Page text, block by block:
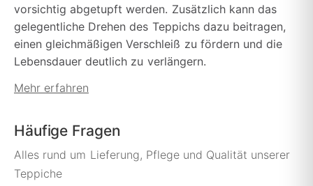
vorsichtig abgetupft werden. Zusätzlich kann das
gelegentliche Drehen des Teppichs dazu beitragen,
einen gleichmäßigen Verschleiß zu fördern und die
Lebensdauer deutlich zu verlängern.
Mehr erfahren
Häufige Fragen
Alles rund um Lieferung, Pflege und Qualität unserer
Teppiche